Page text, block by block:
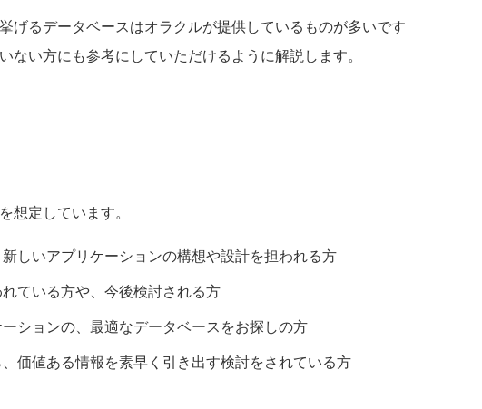
げるデータベースはオラクルが提供しているものが多いです
ない方にも参考にしていただけるように解説します。
定しています。
しいアプリケーションの構想や設計を担われる方
ている方や、今後検討される方
ションの、最適なデータベースをお探しの方
価値ある情報を素早く引き出す検討をされている方